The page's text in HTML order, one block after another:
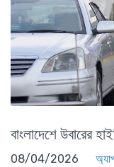
বাংলাদেশে উবারের
08/04/2026